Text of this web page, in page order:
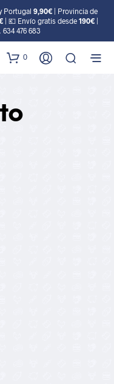
Portugal 9,90€| Provincia de
| 💶 Envío gratis desde 190€|
634 476 683
0